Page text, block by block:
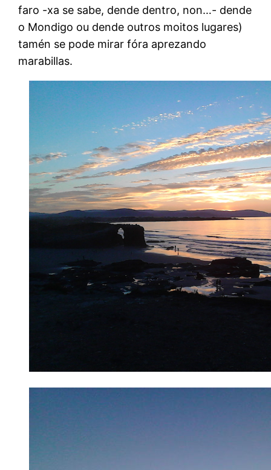
faro -xa se sabe, dende dentro, non…- dende
o Mondigo ou dende outros moitos lugares)
tamén se pode mirar fóra aprezando
marabillas.